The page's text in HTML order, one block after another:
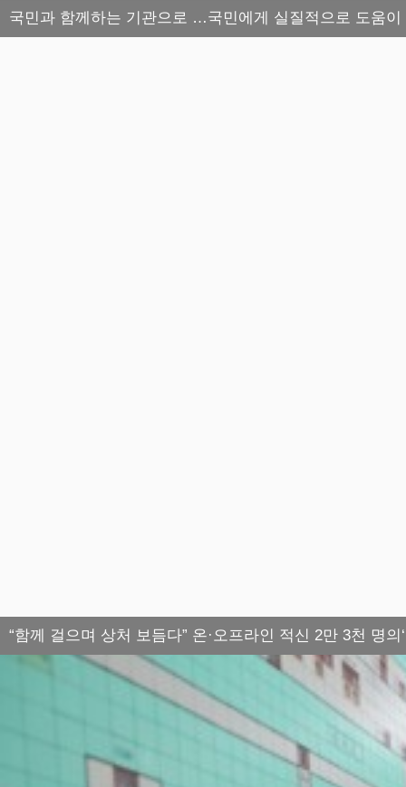
국민과 함께하는 기관으로 …국민에게 실질적으로 도움이
“함께 걸으며 상처 보듬다” 온·오프라인 적신 2만 3천 명의